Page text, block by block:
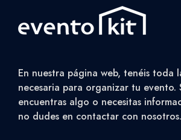
En nuestra página web, tenéis toda
necesaria para organizar tu evento.
encuentras algo o necesitas
no dudes en contactar con nosotros.